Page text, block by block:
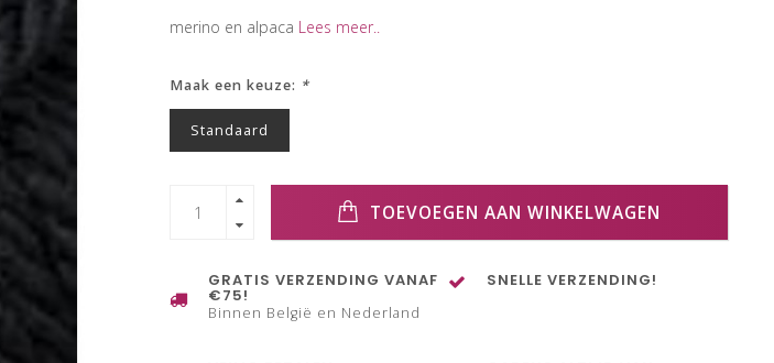
merino en alpaca Lees meer..
Maak een keuze: *
Standaard
TOEVOEGEN AAN WINKELWAGEN
GRATIS VERZENDING VANAF
€75!
Binnen België en Nederland
SNELLE VERZENDING!